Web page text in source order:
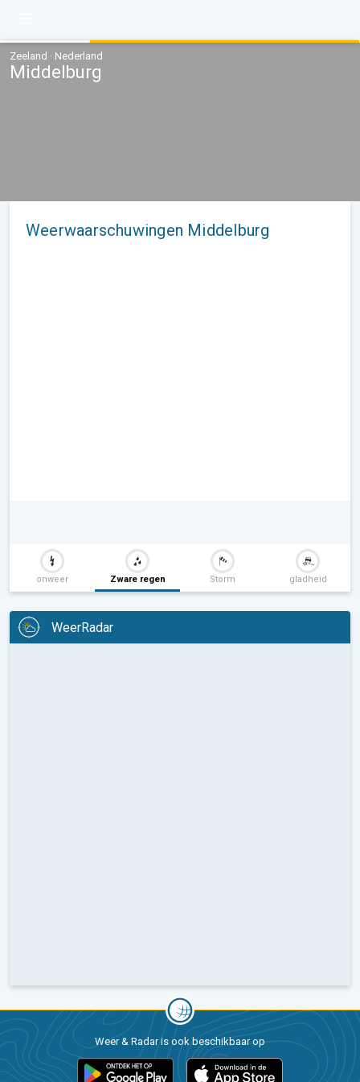
Zeeland · Nederland
Middelburg
Weerwaarschuwingen Middelburg
onweer Zware regen Storm gladheid
WeerRadar
Weer & Radar is ook beschikbaar op